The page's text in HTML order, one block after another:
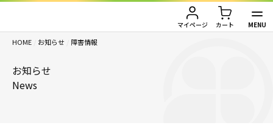
マイページ カート MENU
TOP
HOME お知らせ 障害情報
お知らせ
News